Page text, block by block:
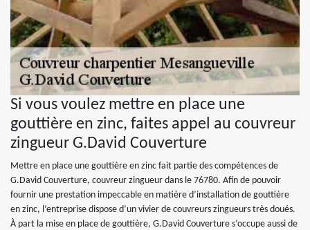
Si vous voulez mettre en place une
gouttière en zinc, faites appel au couvreur
zingueur G.David Couverture
Mettre en place une gouttière en zinc fait partie des compétences de
G.David Couverture, couvreur zingueur dans le 76780. Afin de pouvoir
fournir une prestation impeccable en matière d’installation de gouttière
en zinc, l’entreprise dispose d’un vivier de couvreurs zingueurs très doués.
À part la mise en place de gouttière, G.David Couverture s’occupe aussi de